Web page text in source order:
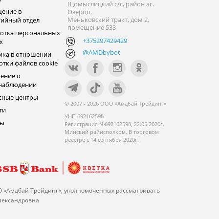
в
отдел
персональных
в отношении
файлов cookie
о
центры
Щомыслицкий с/с, район аг.
Озерцо,
Меньковский тракт, дом 2,
помещение 533
+375297429429
@AMDbybot
© 2007 - 2026 ООО «Амдбай Трейдинг»
УНП 692162598
Регистрация №692162598, 22.05.2020г.
Минский райисполком. В торговом
реестре с 14 сентября 2020г.
Трейдинг», уполномоченных рассматривать